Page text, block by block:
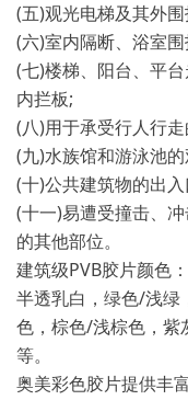
(五)观光电梯及其外围
(六)室内隔断、浴室
(七)楼梯、阳台、平
内拦板;
(八)用于承受行人行
(九)水族馆和游泳池
(十)公共建筑物的出
(十一)易遭受撞击、
的其他部位。
建筑级PVB胶片颜色
半透乳白，绿色/浅绿
色，棕色/浅棕色，紫
等。
奥美彩色胶片提供丰